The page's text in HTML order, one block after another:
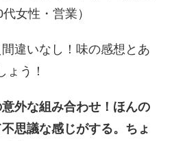
代女性・営業）
違いなし！味の感想とあ
ょう！
意外な組み合わせ！ほんの
思議な感じがする。ちょ